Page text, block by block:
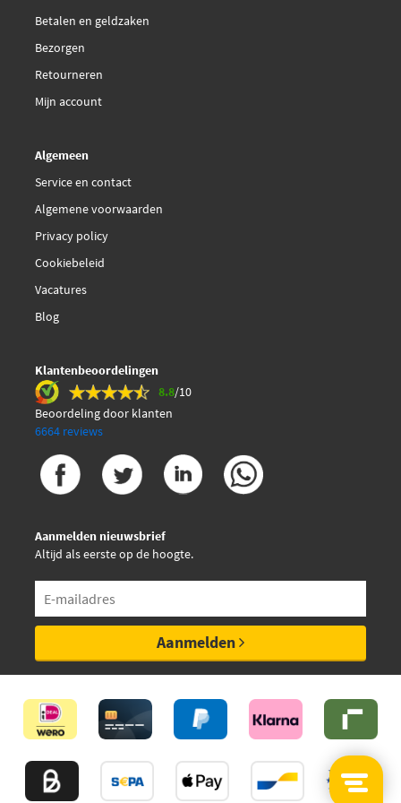
FTE BL2132A1
Febi Bilstein 16271
Hella 8DB 355 016-551
Herth+Buss Jakoparts
J3611034
Japanparts PP-124AF
Jurid 572110J
Jurid 572376J
Kavo Parts KBP-6513 € 21,36
Kawe 0366 00
LPR 05P929
Magneti Marelli
363700456029
Magneti Marelli
Betalen en geldzaken
Bezorgen
Retourneren
Mijn account
Algemeen
Service en contact
Algemene voorwaarden
Privacy policy
Cookiebeleid
Vacatures
Blog
Klantenbeoordelingen
8.8/10
Beoordeling door klanten
6664 reviews
Aanmelden nieuwsbrief
Altijd als eerste op de hoogte.
Aanmelden